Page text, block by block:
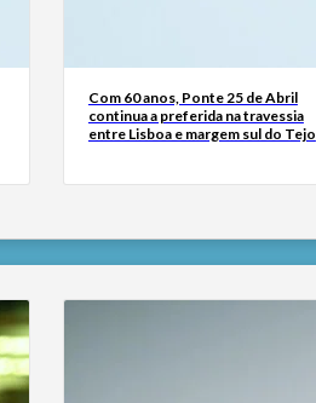
Com 60 anos, Ponte 25 de Abril
continua a preferida na travessia
entre Lisboa e margem sul do Tejo